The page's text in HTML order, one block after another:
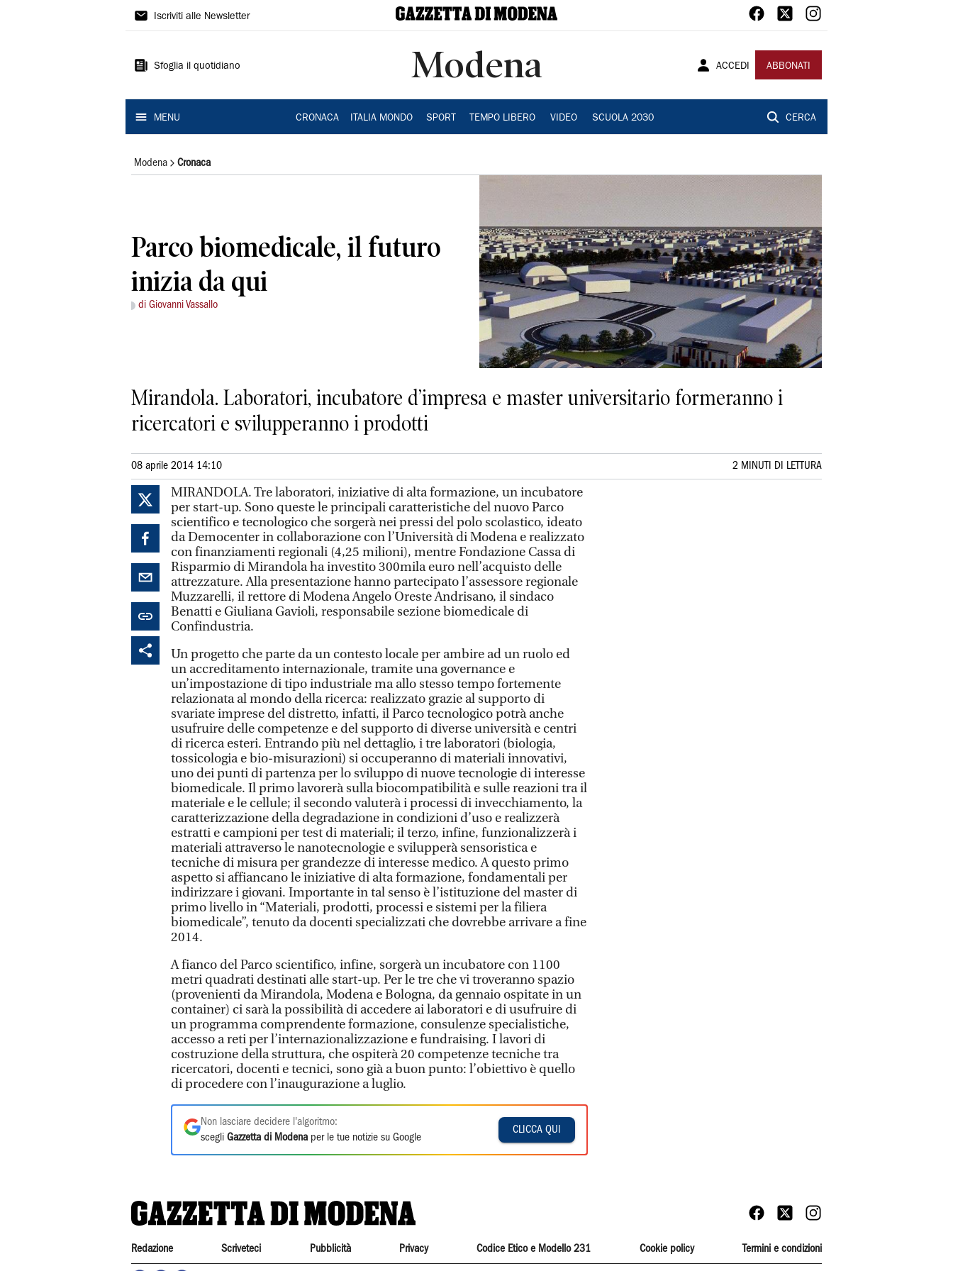
Gazzetta
Modena
Iscriviti alle Newsletter
Sfoglia il quotidiano Modena ACCEDI ABBONATI
MENU CRONACA ITALIA MONDO SPORT TEMPO LIBERO VIDEO SCUOLA 2030 CERCA
Modena Cronaca
Parco biomedicale, il futuro
inizia da qui
di Giovanni Vassallo
Mirandola. Laboratori, incubatore d’impresa e master universitario formeranno i
ricercatori e svilupperanno i prodotti
08 aprile 2014 14:10 2 MINUTI DI LETTURA
MIRANDOLA. Tre laboratori, iniziative di alta formazione, un incubatore
per start-up. Sono queste le principali caratteristiche del nuovo Parco
scientifico e tecnologico che sorgerà nei pressi del polo scolastico, ideato
da Democenter in collaborazione con l’Università di Modena e realizzato
con finanziamenti regionali (4,25 milioni), mentre Fondazione Cassa di
Risparmio di Mirandola ha investito 300mila euro nell’acquisto delle
attrezzature. Alla presentazione hanno partecipato l’assessore regionale
Muzzarelli, il rettore di Modena Angelo Oreste Andrisano, il sindaco
Benatti e Giuliana Gavioli, responsabile sezione biomedicale di
Confindustria.
Un progetto che parte da un contesto locale per ambire ad un ruolo ed
un accreditamento internazionale, tramite una governance e
un’impostazione di tipo industriale ma allo stesso tempo fortemente
relazionata al mondo della ricerca: realizzato grazie al supporto di
svariate imprese del distretto, infatti, il Parco tecnologico potrà anche
usufruire delle competenze e del supporto di diverse università e centri
di ricerca esteri. Entrando più nel dettaglio, i tre laboratori (biologia,
tossicologia e bio-misurazioni) si occuperanno di materiali innovativi,
uno dei punti di partenza per lo sviluppo di nuove tecnologie di interesse
biomedicale. Il primo lavorerà sulla biocompatibilità e sulle reazioni tra il
materiale e le cellule; il secondo valuterà i processi di invecchiamento, la
caratterizzazione della degradazione in condizioni d’uso e realizzerà
estratti e campioni per test di materiali; il terzo, infine, funzionalizzerà i
materiali attraverso le nanotecnologie e svilupperà sensoristica e
tecniche di misura per grandezze di interesse medico. A questo primo
aspetto si affiancano le iniziative di alta formazione, fondamentali per
indirizzare i giovani. Importante in tal senso è l’istituzione del master di
primo livello in “Materiali, prodotti, processi e sistemi per la filiera
biomedicale”, tenuto da docenti specializzati che dovrebbe arrivare a fine
2014.
A fianco del Parco scientifico, infine, sorgerà un incubatore con 1100
metri quadrati destinati alle start-up. Per le tre che vi troveranno spazio
(provenienti da Mirandola, Modena e Bologna, da gennaio ospitate in un
container) ci sarà la possibilità di accedere ai laboratori e di usufruire di
un programma comprendente formazione, consulenze specialistiche,
accesso a reti per l’internazionalizzazione e fundraising. I lavori di
costruzione della struttura, che ospiterà 20 competenze tecniche tra
ricercatori, docenti e tecnici, sono già a buon punto: l’obiettivo è quello
di procedere con l’inaugurazione a luglio.
Non lasciare decidere l'algoritmo:
scegli Gazzetta di Modena per le tue notizie su Google
CLICCA QUI
Redazione Scriveteci Pubblicità Privacy Codice Etico e Modello 231 Cookie policy Termini e condizioni